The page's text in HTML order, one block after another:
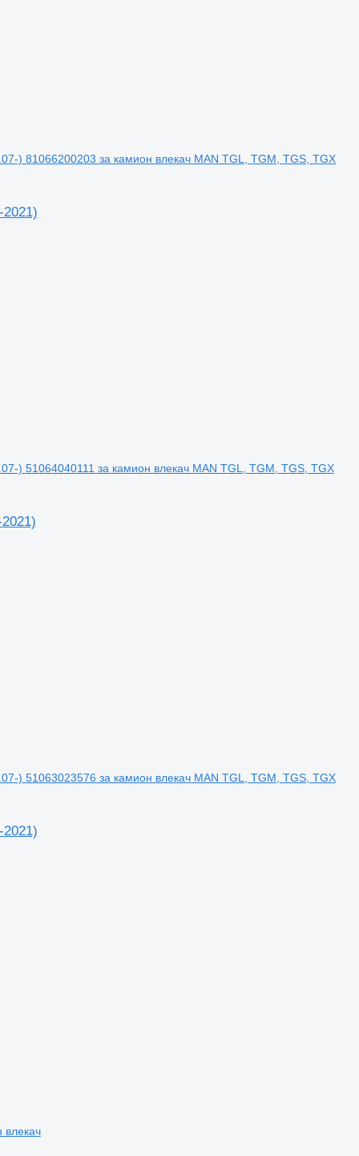
) 81066200203 за камион влекач MAN TGL, TGM, TGS, TGX
) 51064040111 за камион влекач MAN TGL, TGM, TGS, TGX
) 51063023576 за камион влекач MAN TGL, TGM, TGS, TGX
влекач